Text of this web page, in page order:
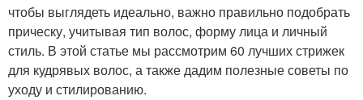
чтобы выглядеть идеально, важно правильно подобрать
прическу, учитывая тип волос, форму лица и личный
стиль. В этой статье мы рассмотрим 60 лучших стрижек
для кудрявых волос, а также дадим полезные советы по
уходу и стилированию.